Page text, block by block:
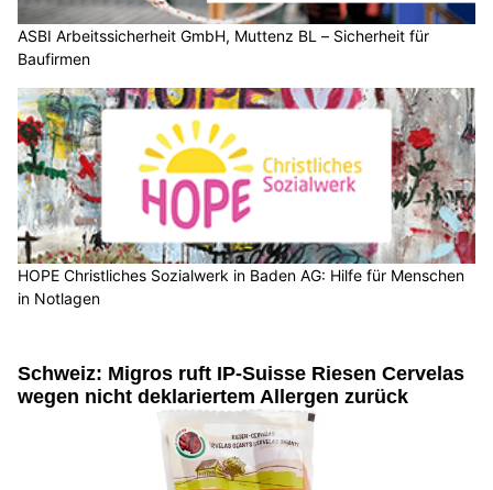
ASBI Arbeitssicherheit GmbH, Muttenz BL – Sicherheit für
Baufirmen
HOPE Christliches Sozialwerk in Baden AG: Hilfe für Menschen
in Notlagen
Schweiz: Migros ruft IP-Suisse Riesen Cervelas
wegen nicht deklariertem Allergen zurück